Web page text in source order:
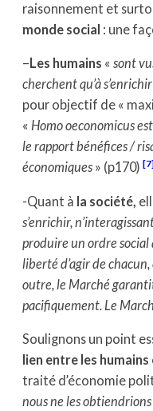
raisonnement et
monde social : une
– Les humains « sont
cherchent qu’à
pour objectif de «
« Homo oeconomicus
le rapport bénéfices /
économiques » (p170) [7]
-Quant à la société,
s’enrichir,
produire un ordre
liberté d’agir de
outre, le Marché
pacifiquement. Le
Soulignons un point
lien entre les
traité d’économie
nous ne les